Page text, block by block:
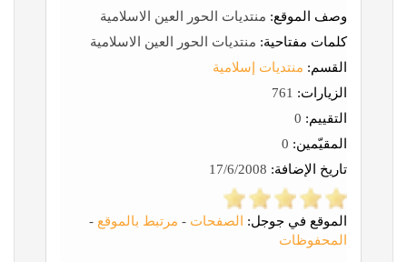
وصف الموقع: منتديات الحور العين الاسلامية
كلمات مفتاحية: منتديات الحور العين الاسلامية
القسم: منتديات إسلامية
الزيارات:
التقييم:
المقيّمين:
تاريخ الإضافة:
الموقع في جوجل: الصفحات - مرتبط بالموقع -
المحفوظات